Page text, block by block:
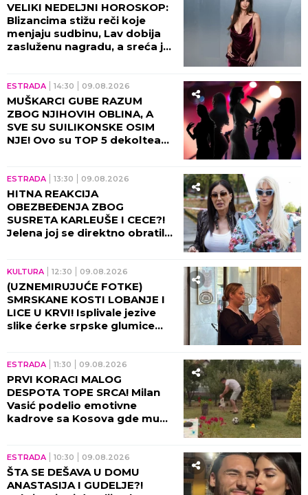
VELIKI NEDELJNI HOROSKOP:
Blizancima stižu reči koje
menjaju sudbinu, Lav dobija
zasluženu nagradu, a sreća je
ESTRADA 14:30 09.08.2026
MUŠKARCI GUBE RAZUM
ZBOG NJIHOVIH OBLINA, A
SVE SU SUILIKONSKE OSIM
NJE! Ovo su TOP 5 dekoltea
ESTRADA 13:30 09.08.2026
HITNA REAKCIJA
OBEZBEĐENJA ZBOG
SUSRETA KARLEUŠE I CECE?!
Jelena joj se direktno obratila,
KULTURA 12:30 09.08.2026
(UZNEMIRUJUĆE FOTKE)
SMRSKANE KOSTI LOBANJE I
LICE U KRVI! Isplivale jezive
slike ćerke srpske glumice
ESTRADA 11:30 09.08.2026
PRVI KORACI MALOG
DESPOTA TOPE SRCA! Milan
Vasić podelio emotivne
kadrove sa Kosova gde mu
ESTRADA 10:30 09.08.2026
ŠTA SE DEŠAVA U DOMU
ANASTASIJA I GUDELJE?!